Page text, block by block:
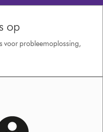
op
voor probleemoplossing,